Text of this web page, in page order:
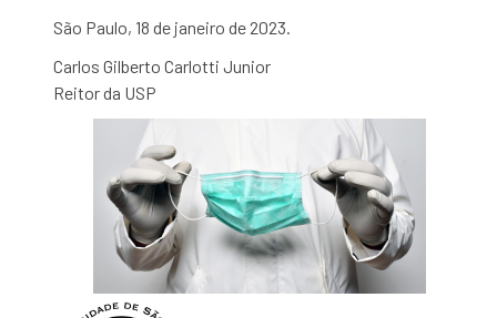
São Paulo, 18 de janeiro de 2023.
Carlos Gilberto Carlotti Junior
Reitor da USP